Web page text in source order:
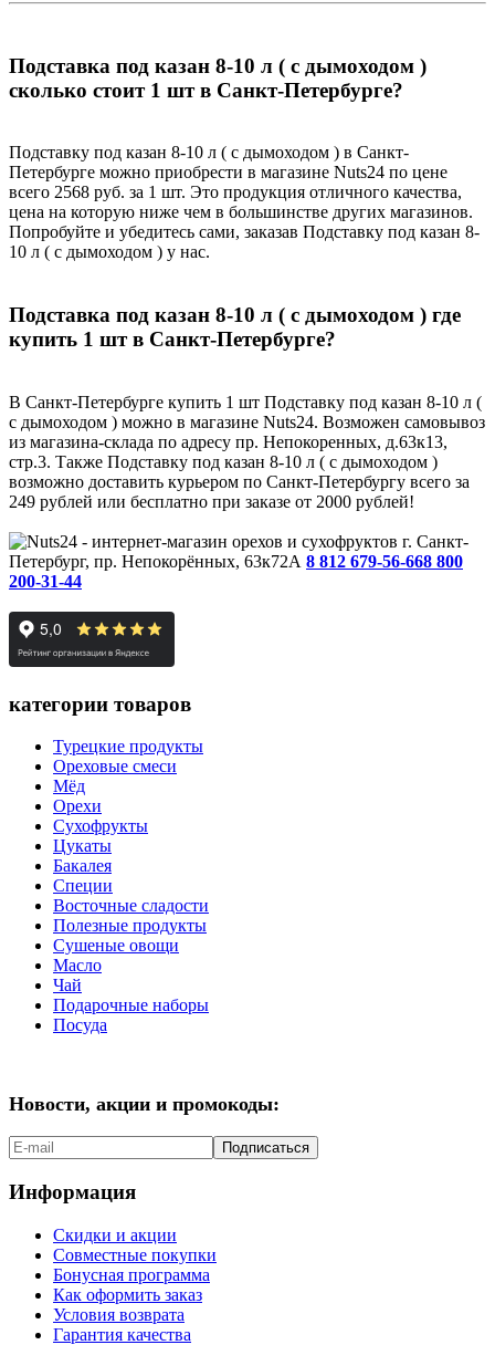
Подставка под казан 8-10 л ( с дымоходом )
сколько стоит 1 шт в Санкт-Петербурге?
Подставку под казан 8-10 л ( с дымоходом ) в Санкт-
Петербурге можно приобрести в магазине Nuts24 по цене
всего 2568 руб. за 1 шт. Это продукция отличного качества,
цена на которую ниже чем в большинстве других магазинов.
Попробуйте и убедитесь сами, заказав Подставку под казан 8-
10 л ( с дымоходом ) у нас.
Подставка под казан 8-10 л ( с дымоходом ) где
купить 1 шт в Санкт-Петербурге?
В Санкт-Петербурге купить 1 шт Подставку под казан 8-10 л (
с дымоходом ) можно в магазине Nuts24. Возможен самовывоз
из магазина-склада по адресу пр. Непокоренных, д.63к13,
стр.3. Также Подставку под казан 8-10 л ( с дымоходом )
возможно доставить курьером по Санкт-Петербургу всего за
249 рублей или бесплатно при заказе от 2000 рублей!
г. Санкт-
Петербург, пр. Непокорённых, 63к72А 8 812 679-56-668 800
200-31-44
категории товаров
Турецкие продукты
Ореховые смеси
Мёд
Орехи
Сухофрукты
Цукаты
Бакалея
Специи
Восточные сладости
Полезные продукты
Сушеные овощи
Масло
Чай
Подарочные наборы
Посуда
Новости, акции и промокоды:
Подписаться
Информация
Скидки и акции
Совместные покупки
Бонусная программа
Как оформить заказ
Условия возврата
Гарантия качества